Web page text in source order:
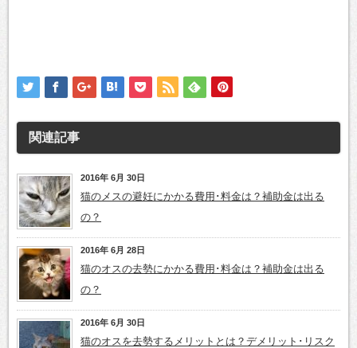
関連記事
2016年 6月 30日
猫のメスの避妊にかかる費用･料金は？補助金は出る
の？
2016年 6月 28日
猫のオスの去勢にかかる費用･料金は？補助金は出る
の？
2016年 6月 30日
猫のオスを去勢するメリットとは？デメリット･リスク